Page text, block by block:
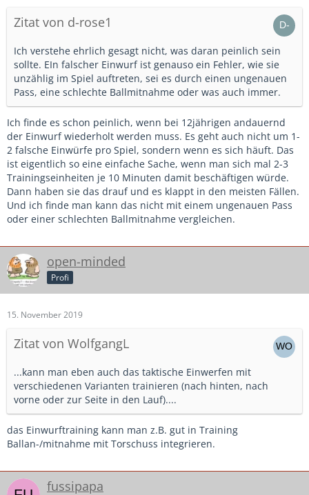
Zitat von d-rose1
Ich verstehe ehrlich gesagt nicht, was daran peinlich sein
sollte. EIn falscher Einwurf ist genauso ein Fehler, wie sie
unzählig im Spiel auftreten, sei es durch einen ungenauen
Pass, eine schlechte Ballmitnahme oder was auch immer.
Ich finde es schon peinlich, wenn bei 12jährigen andauernd
der Einwurf wiederholt werden muss. Es geht auch nicht um 1-
2 falsche Einwürfe pro Spiel, sondern wenn es sich häuft. Das
ist eigentlich so eine einfache Sache, wenn man sich mal 2-3
Trainingseinheiten je 10 Minuten damit beschäftigen würde.
Dann haben sie das drauf und es klappt in den meisten Fällen.
Und ich finde man kann das nicht mit einem ungenauen Pass
oder einer schlechten Ballmitnahme vergleichen.
open-minded
Profi
15. November 2019
Zitat von WolfgangL
...kann man eben auch das taktische Einwerfen mit
verschiedenen Varianten trainieren (nach hinten, nach
vorne oder zur Seite in den Lauf)....
das Einwurftraining kann man z.B. gut in Training
Ballan-/mitnahme mit Torschuss integrieren.
fussipapa